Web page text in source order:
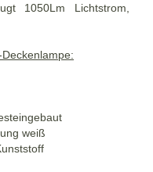
1050Lm Lichtstrom,
weiß